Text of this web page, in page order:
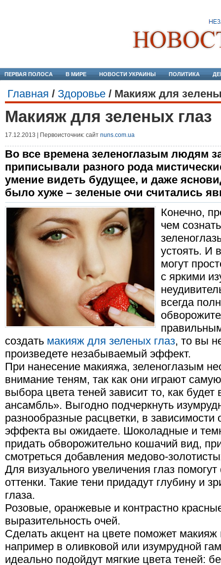
ПЕРВАЯ ПОЛОСА В МИРЕ НОВОСТИ УКРАИНЫ ПОЛИТИКА
Главная / Здоровье / Макияж для
Макияж для зеленых глаз
17.12.2013 | Первоисточник: сайт nuns.com.ua
Во все времена зеленоглазым людям
приписывали разного рода
умение видеть будущее, и даже
было хуже – зеленые очи считались
Конечно,
чем
устоять. И
могут
с яркими
всегда
создать макияж для зеленых глаз, то вы
произведете незабываемый эффект.
При нанесение макияжа, зеленоглазым
внимание теням, так как они играют
выбора цвета теней зависит то, как
ансамбль». Выгодно подчеркнуть
разнообразные расцветки, в зависимости
эффекта вы ожидаете. Шоколадные и
придать обворожительно кошачий вид,
смотреться добавления медово-
Для визуального увеличения глаз
оттенки. Такие тени придадут глубину и
глаза.
Розовые, оранжевые и контрастно
выразительность очей.
Сделать акцент на цвете поможет
например в оливковой или изумрудной
идеально подойдут мягкие цвета теней: